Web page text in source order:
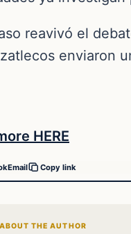
reavivó el
enviaron
HERE
Email Copy link
ABOUT THE AUTHOR